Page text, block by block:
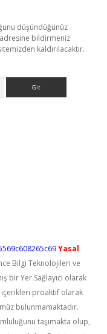
düşündüğünüz
adresine bildirmeniz
kaldırılacaktır.
Yasal
Bilgi Teknolojileri ve
bir Yer Sağlayıcı olarak
proaktif olarak
bulunmamaktadır.
taşımakta olup,